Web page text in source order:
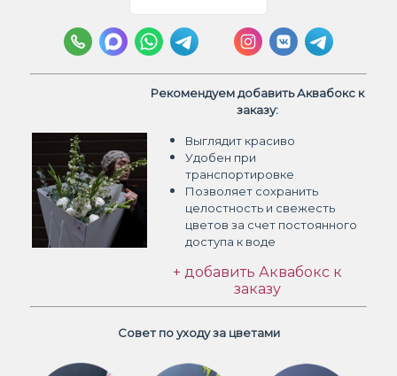
Рекомендуем добавить Аквабокс к
заказу:
Выглядит красиво
Удобен при
транспортировке
Позволяет сохранить
целостность и свежесть
цветов за счет постоянного
доступа к воде
+ добавить Аквабокс к
заказу
Совет по уходу за цветами